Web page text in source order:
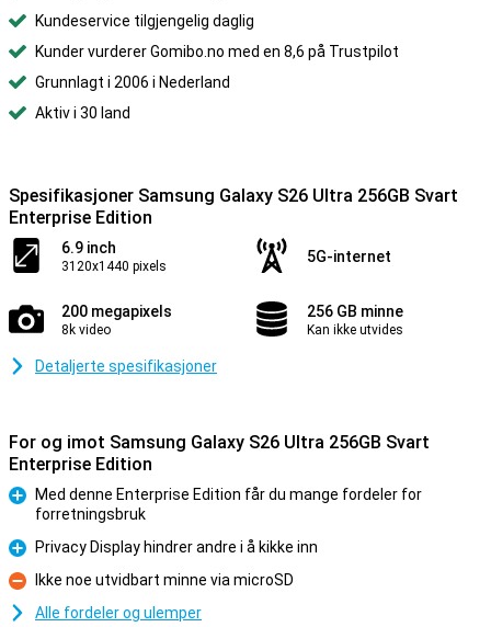
Kundeservice tilgjengelig daglig
Kunder vurderer Gomibo.no med en 8,6 på Trustpilot
Grunnlagt i 2006 i Nederland
Aktiv i 30 land
Spesifikasjoner Samsung Galaxy S26 Ultra 256GB Svart
Enterprise Edition
6.9 inch
3120x1440 pixels
5G-internet
200 megapixels
8k video
256 GB minne
Kan ikke utvides
Detaljerte spesifikasjoner
For og imot Samsung Galaxy S26 Ultra 256GB Svart
Enterprise Edition
Fordel
Med denne Enterprise Edition får du mange fordeler for
forretningsbruk
Fordel
Privacy Display hindrer andre i å kikke inn
Ulempe
Ikke noe utvidbart minne via microSD
Alle fordeler og ulemper